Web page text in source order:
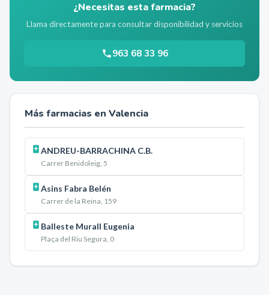
¿Necesitas esta farmacia?
Llama directamente para consultar disponibilidad y servicios
963 68 33 96
Más farmacias en Valencia
ANDREU-BARRACHINA C.B.
Carrer Benidoleig, 5
Asins Fabra Belén
Carrer de la Reina, 159
Balleste Murall Eugenia
Plaça del Riu Segura, 0